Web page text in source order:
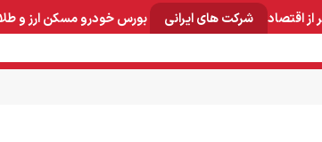
از اقتصاد شرکت های ایرانی بورسخودرومسکنارز و طلا